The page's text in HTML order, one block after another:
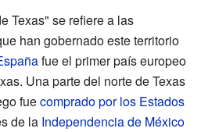
Texas" se refiere a las
han gobernado este territorio
fue el primer país europeo
Una parte del norte de Texas
fuecomprado por los Estados
de la Independencia de México